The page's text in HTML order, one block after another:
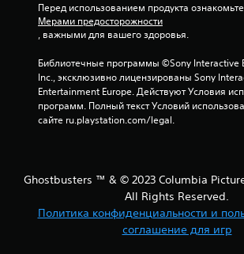
Перед использованием продукта
Мерами предосторожности
, важными для вашего здоровья.
Библиотечные программы ©Sony Interactive
Inc., эксклюзивно лицензированы Sony
Entertainment Europe. Действуют Условия
программ. Полный текст Условий
сайте ru.playstation.com/legal.
Ghostbusters ™ & © 2023 Columbia
All Rights Reserved.
Политика конфиденциальности и
соглашение для игр